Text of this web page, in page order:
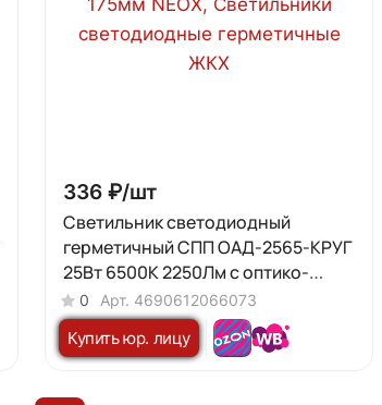
336 ₽/шт
Светильник светодиодный
герметичный СПП ОAД-2565-КРУГ
25Вт 6500К 2250Лм с оптико-
акуст датчиком IP65 175мм NEOX
0 Арт. 4690612066073
Купить юр. лицу